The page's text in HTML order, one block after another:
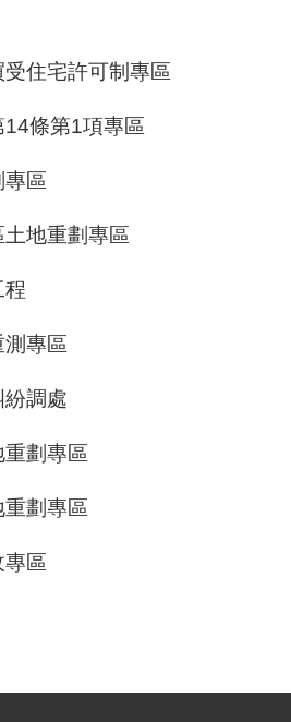
受住宅許可制專區
14條第1項專區
專區
土地重劃專區
程
測專區
紛調處
重劃專區
重劃專區
專區